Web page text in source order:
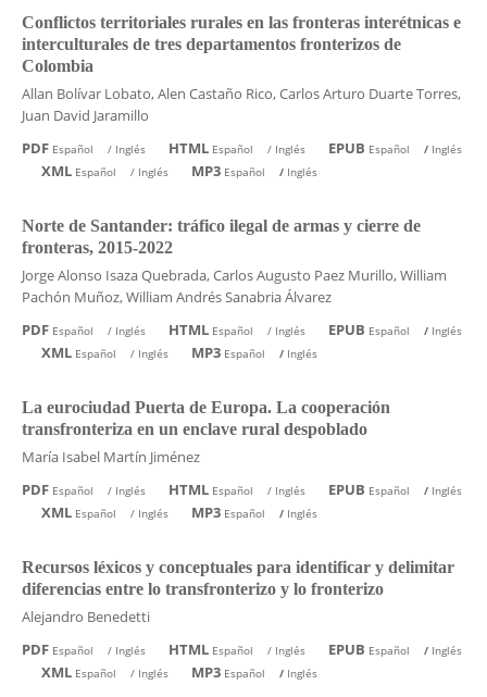
Conflictos territoriales rurales en las fronteras interétnicas e
interculturales de tres departamentos fronterizos de
Colombia
Allan Bolívar Lobato, Alen Castaño Rico, Carlos Arturo Duarte Torres,
Juan David Jaramillo
PDF Español / Inglés HTML Español / Inglés EPUB Español / Inglés
XML Español / Inglés MP3 Español / Inglés
Norte de Santander: tráfico ilegal de armas y cierre de
fronteras, 2015-2022
Jorge Alonso Isaza Quebrada, Carlos Augusto Paez Murillo, William
Pachón Muñoz, William Andrés Sanabria Álvarez
PDF Español / Inglés HTML Español / Inglés EPUB Español / Inglés
XML Español / Inglés MP3 Español / Inglés
La eurociudad Puerta de Europa. La cooperación
transfronteriza en un enclave rural despoblado
María Isabel Martín Jiménez
PDF Español / Inglés HTML Español / Inglés EPUB Español / Inglés
XML Español / Inglés MP3 Español / Inglés
Recursos léxicos y conceptuales para identificar y delimitar
diferencias entre lo transfronterizo y lo fronterizo
Alejandro Benedetti
PDF Español / Inglés HTML Español / Inglés EPUB Español / Inglés
XML Español / Inglés MP3 Español / Inglés